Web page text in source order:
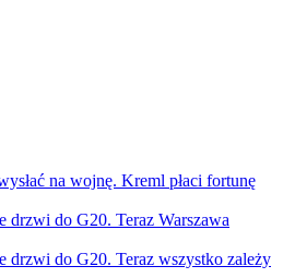
na wojnę. Kreml płaci fortunę
drzwi do G20. Teraz Warszawa
drzwi do G20. Teraz wszystko zależy